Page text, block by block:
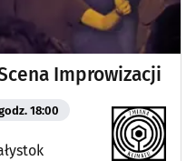
Improwizacji
18:00